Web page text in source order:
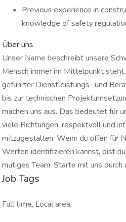
Previous experience in
knowledge of safety
Über uns
Unser Name beschreibt unsere
Mensch immer im Mittelpunkt
geführter Dienstleistungs- und
bis zur technischen
machen uns aus. Das bedeutet für
viele Richtungen, respektvoll und
mitzugestalten. Wenn du offen für
Werten identifizieren kannst, bist
mutiges Team. Starte mit uns
Job Tags
Full time, Local area,